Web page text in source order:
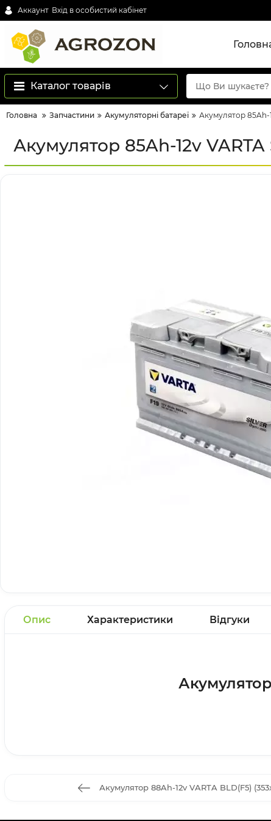
Аккаунт Вхід в особистий кабінет
Каталог товарів
Головна Запчастини Акумуляторні батареї Акумулятор 85Ah-
Акумулятор 85Ah-12v VARTA
Опис Характеристики Відгуки
Акумулятор
Акумулятор 88Ah-12v VARTA BLD(F5)